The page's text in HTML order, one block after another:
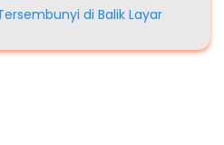
di Balik Layar